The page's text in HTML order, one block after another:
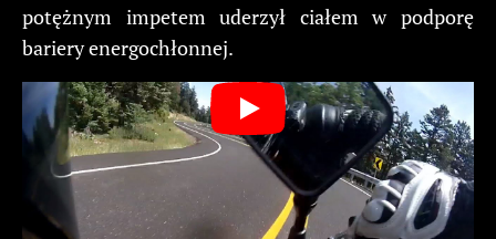
potężnym impetem uderzył ciałem w podporę
bariery energochłonnej.